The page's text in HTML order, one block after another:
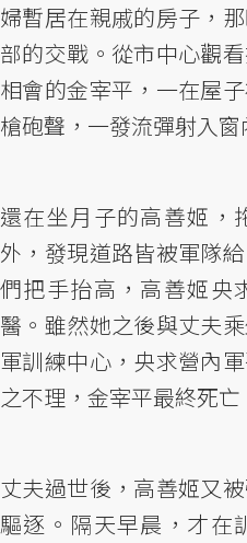
婦暫居在親戚的房子，
部的交戰。從市中心觀
相會的金宰平，一在屋
槍砲聲，一發流彈射入窗
還在坐月子的高善姬，
外，發現道路皆被軍隊
們把手抬高，高善姬央
醫。雖然她之後與丈夫
軍訓練中心，央求營內
之不理，金宰平最終死亡
丈夫過世後，高善姬又
驅逐。隔天早晨，才在